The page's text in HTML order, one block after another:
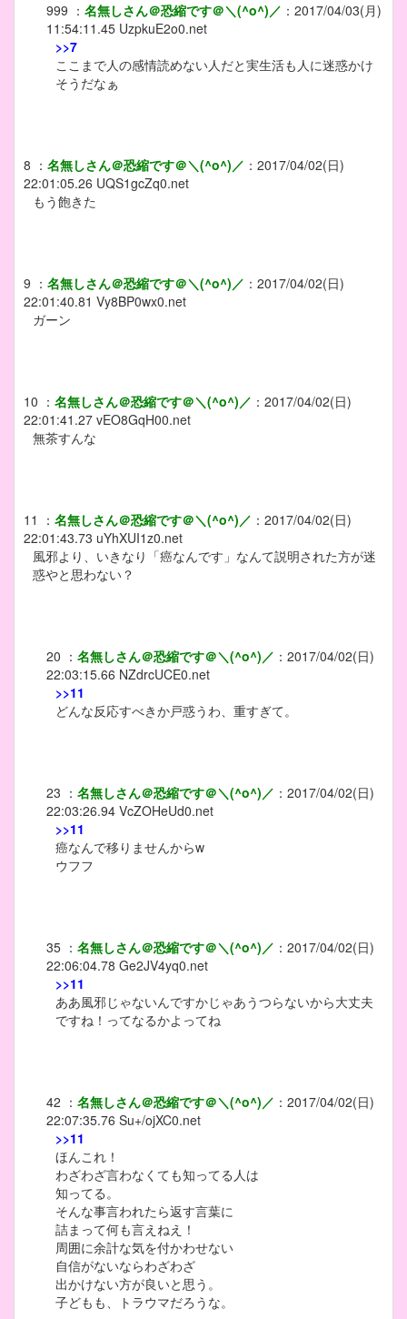
999 ： 名無しさん＠恐縮です＠＼(^o^)／ ： 2017/04/03(月)
11:54:11.45 UzpkuE2o0.net
>>7
ここまで人の感情読めない人だと実生活も人に迷惑かけ
そうだなぁ
8 ： 名無しさん＠恐縮です＠＼(^o^)／ ： 2017/04/02(日)
22:01:05.26 UQS1gcZq0.net
もう飽きた
9 ： 名無しさん＠恐縮です＠＼(^o^)／ ： 2017/04/02(日)
22:01:40.81 Vy8BP0wx0.net
ガーン
10 ： 名無しさん＠恐縮です＠＼(^o^)／ ： 2017/04/02(日)
22:01:41.27 vEO8GqH00.net
無茶すんな
11 ： 名無しさん＠恐縮です＠＼(^o^)／ ： 2017/04/02(日)
22:01:43.73 uYhXUI1z0.net
風邪より、いきなり「癌なんです」なんて説明された方が迷
惑やと思わない？
20 ： 名無しさん＠恐縮です＠＼(^o^)／ ： 2017/04/02(日)
22:03:15.66 NZdrcUCE0.net
>>11
どんな反応すべきか戸惑うわ、重すぎて。
23 ： 名無しさん＠恐縮です＠＼(^o^)／ ： 2017/04/02(日)
22:03:26.94 VcZOHeUd0.net
>>11
癌なんで移りませんからw
ウフフ
35 ： 名無しさん＠恐縮です＠＼(^o^)／ ： 2017/04/02(日)
22:06:04.78 Ge2JV4yq0.net
>>11
ああ風邪じゃないんですかじゃあうつらないから大丈夫
ですね！ってなるかよってね
42 ： 名無しさん＠恐縮です＠＼(^o^)／ ： 2017/04/02(日)
22:07:35.76 Su+/ojXC0.net
>>11
ほんこれ！
わざわざ言わなくても知ってる人は
知ってる。
そんな事言われたら返す言葉に
詰まって何も言えねえ！
周囲に余計な気を付かわせない
自信がないならわざわざ
出かけない方が良いと思う。
子どもも、トラウマだろうな。